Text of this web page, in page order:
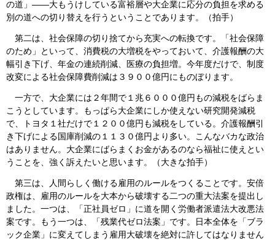
の道」――大もうけしている富裕層や大企業に応分の負担を求める
別の道への切り替えを行うということであります。（拍手）
第二は、社会保障の切り捨てから充実への転換です。「社会保障
のため」といって、消費税の大増税をやっておいて、介護報酬の大
幅引き下げ、年金の連続削減、医療の負担増。今年度だけで、制度
改変による社会保障費削減は３９００億円にものぼります。
一方で、大企業には２年間で１兆６０００億円もの減税をばらま
こうとしています。もっぱら大企業にしか使えない研究開発減税
で、トヨタ１社だけで１２００億円も減税をしている。介護報酬引
き下げによる国庫削減の１１３０億円より多い。こんなバカな政治
はありません。大企業にばらまくお金があるのなら福祉に使えとい
うことを、強く訴えたいと思います。（大きな拍手）
第三は、人間らしく働ける雇用のルールをつくることです。安倍
政権は、雇用のルールを大本から破壊する二つの重大法案を提出し
ました。一つは、「正社員ゼロ」に道を開く労働者派遣法大改悪法
案です。もう一つは、「残業代ゼロ法案」です。日本全体を「ブラ
ック企業」に変えてしまう雇用大破壊を絶対に許してはなりません